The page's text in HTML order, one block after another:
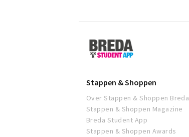
Breda
Student
App
Stappen & Shoppen
Over Stappen & Shoppen Breda
Stappen & Shoppen Magazine
Breda Student App
Stappen & Shoppen Awards